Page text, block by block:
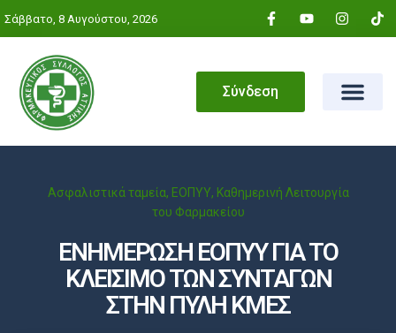
Σάββατο, 8 Αυγούστου, 2026
Σύνδεση
Ασφαλιστικά ταμεία, ΕΟΠΥΥ, Καθημερινή Λειτουργία
του Φαρμακείου
ΕΝΗΜΕΡΩΣΗ ΕΟΠΥΥ ΓΙΑ ΤΟ
ΚΛΕΙΣΙΜΟ ΤΩΝ ΣΥΝΤΑΓΩΝ
ΣΤΗΝ ΠΥΛΗ ΚΜΕΣ